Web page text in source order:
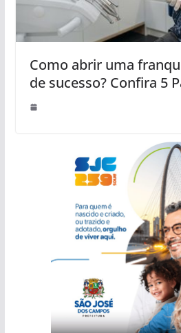
Como abrir uma
de sucesso? Confira 5